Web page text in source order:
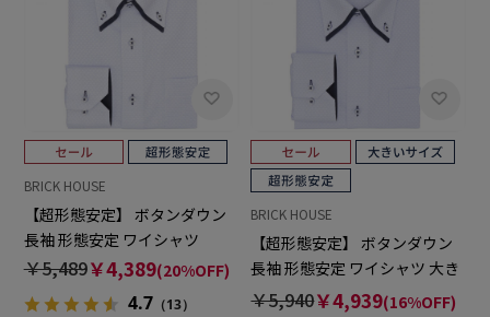
BRICK HOUSE
【超形態安定】 ボタンダウン
長袖 形態安定 ワイシャツ
￥5,489￥4,389(20%OFF)
4.7（13）
BRICK HOUSE
【超形態安定】 ボタンダウン
長袖 形態安定 ワイシャツ 大き
いサイズ
￥5,940￥4,939(16%OFF)